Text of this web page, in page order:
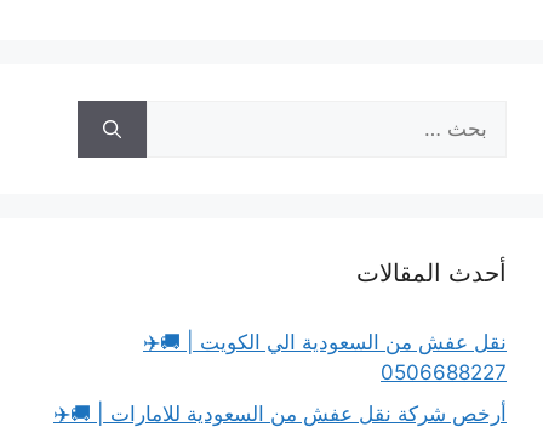
عن:
أحدث المقالات
نقل عفش من السعودية الي الكويت | 🚚✈️
0506688227
أرخص شركة نقل عفش من السعودية للامارات | 🚚✈️